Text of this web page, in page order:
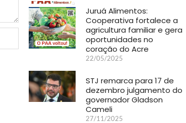
Juruá Alimentos:
Cooperativa fortalece a
agricultura familiar e gera
oportunidades no
coração do Acre
22/05/2025
STJ remarca para 17 de
dezembro julgamento do
governador Gladson
Cameli
27/11/2025